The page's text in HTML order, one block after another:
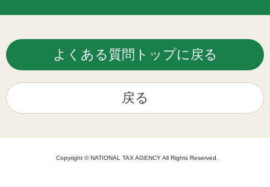
よくある質問トップに戻る
戻る
Copyright © NATIONAL TAX AGENCY All Rights Reserved.